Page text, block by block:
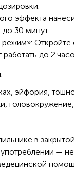
эффекта
до 30 минут.
Откройте
работать до 2
эйфория,
головокружение,
в
—